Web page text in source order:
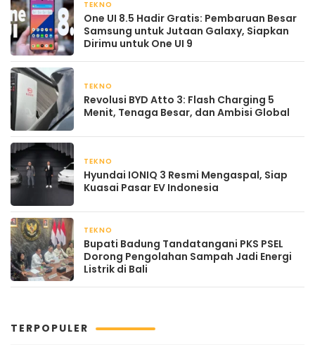
TEKNO
One UI 8.5 Hadir Gratis: Pembaruan Besar
Samsung untuk Jutaan Galaxy, Siapkan
Dirimu untuk One UI 9
TEKNO
Revolusi BYD Atto 3: Flash Charging 5
Menit, Tenaga Besar, dan Ambisi Global
TEKNO
Hyundai IONIQ 3 Resmi Mengaspal, Siap
Kuasai Pasar EV Indonesia
TEKNO
Bupati Badung Tandatangani PKS PSEL
Dorong Pengolahan Sampah Jadi Energi
Listrik di Bali
TERPOPULER